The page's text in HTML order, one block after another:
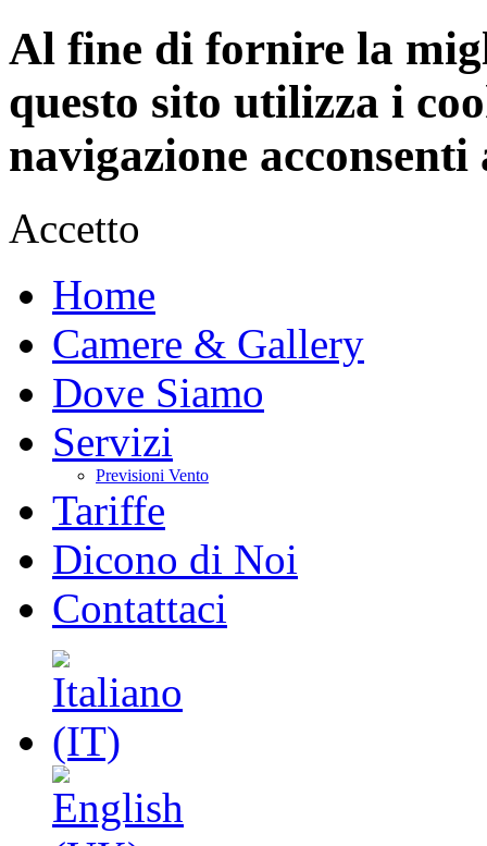
Al fine di fornire la
questo sito utilizza i
navigazione
Accetto
Home
Camere & Gallery
Dove Siamo
Servizi
Previsioni Vento
Tariffe
Dicono di Noi
Contattaci